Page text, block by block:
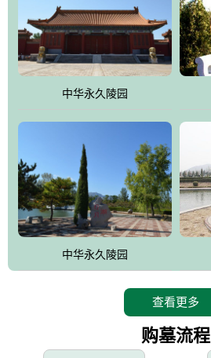
中华永久陵园
中华永久陵园
查看更多
购墓流程